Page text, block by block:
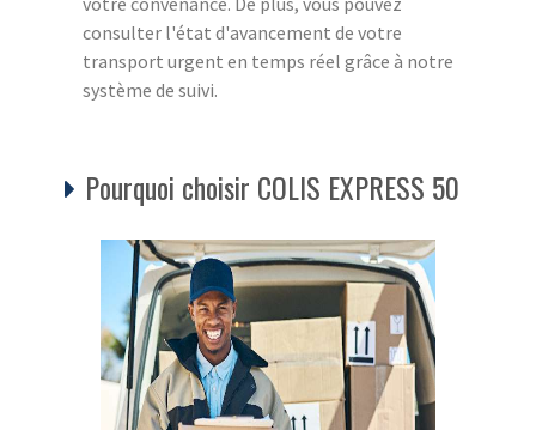
consulter l'état d'avancement de votre
transport urgent en temps réel grâce à notre
système de suivi.
Pourquoi choisir COLIS EXPRESS 50